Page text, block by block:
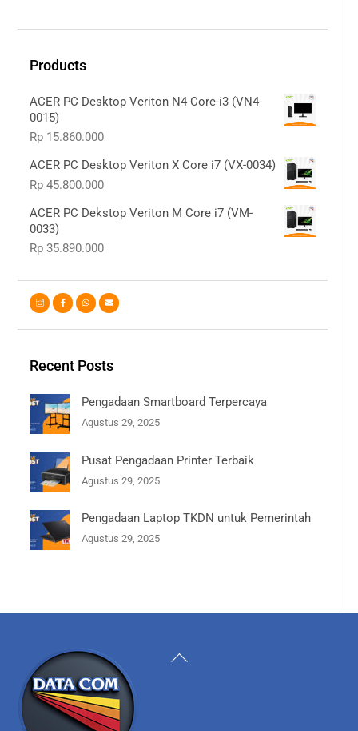
Products
ACER PC Desktop Veriton N4 Core-i3 (VN4-
0015)
Rp 15.860.000
ACER PC Desktop Veriton X Core i7 (VX-0034)
Rp 45.800.000
ACER PC Dekstop Veriton M Core i7 (VM-
0033)
Rp 35.890.000
Recent Posts
Pengadaan Smartboard Terpercaya
Agustus 29, 2025
Pusat Pengadaan Printer Terbaik
Agustus 29, 2025
Pengadaan Laptop TKDN untuk Pemerintah
Agustus 29, 2025
Back